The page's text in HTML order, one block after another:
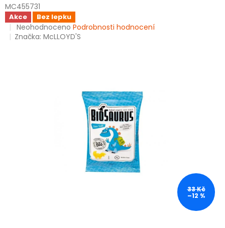
MC455731
Akce Bez lepku
Průměrné
hodnocení
Neohodnoceno Podrobnosti hodnocení
Značka:McLLOYD'S
33 Kč
–12 %